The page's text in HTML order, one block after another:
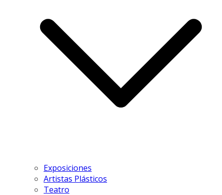
Exposiciones
Artistas Plásticos
Teatro